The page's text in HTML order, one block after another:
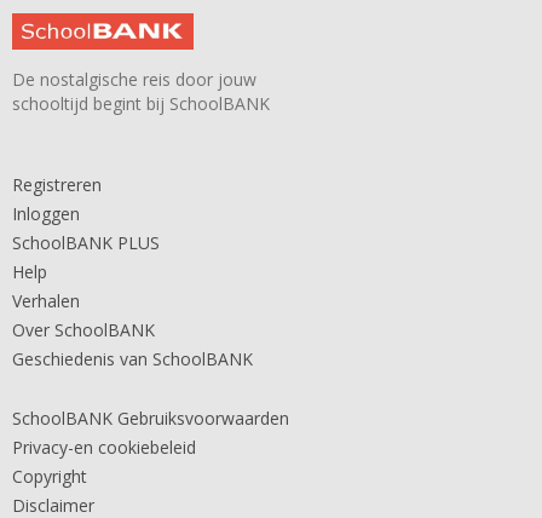
De nostalgische reis door jouw
schooltijd begint bij SchoolBANK
Registreren
Inloggen
SchoolBANK PLUS
Help
Verhalen
Over SchoolBANK
Geschiedenis van SchoolBANK
SchoolBANK Gebruiksvoorwaarden
Privacy-en cookiebeleid
Copyright
Disclaimer